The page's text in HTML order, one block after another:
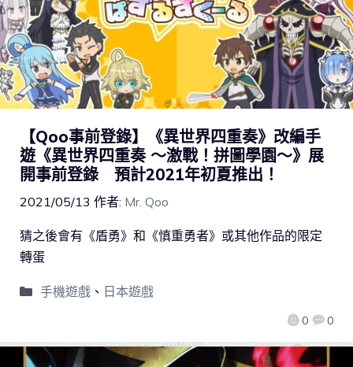
【Qoo事前登錄】《異世界四重奏》改編手
遊《異世界四重奏 ～激戰！拼圖學園～》展
開事前登錄 預計2021年初夏推出！
2021/05/13 作者: Mr. Qoo
0 0
猜之後會有《盾勇》和《慎重勇者》或其他作品的限定
轉蛋
手機遊戲、 日本遊戲